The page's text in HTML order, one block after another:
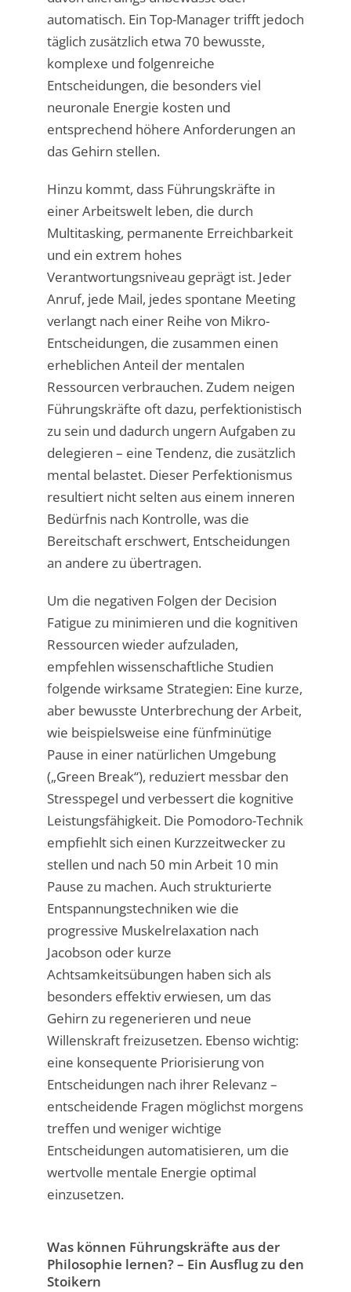
automatisch. Ein Top-Manager trifft jedoch
täglich zusätzlich etwa 70 bewusste,
komplexe und folgenreiche
Entscheidungen, die besonders viel
neuronale Energie kosten und
entsprechend höhere Anforderungen an
das Gehirn stellen.
Hinzu kommt, dass Führungskräfte in
einer Arbeitswelt leben, die durch
Multitasking, permanente Erreichbarkeit
und ein extrem hohes
Verantwortungsniveau geprägt ist. Jeder
Anruf, jede Mail, jedes spontane Meeting
verlangt nach einer Reihe von Mikro-
Entscheidungen, die zusammen einen
erheblichen Anteil der mentalen
Ressourcen verbrauchen. Zudem neigen
Führungskräfte oft dazu, perfektionistisch
zu sein und dadurch ungern Aufgaben zu
delegieren – eine Tendenz, die zusätzlich
mental belastet. Dieser Perfektionismus
resultiert nicht selten aus einem inneren
Bedürfnis nach Kontrolle, was die
Bereitschaft erschwert, Entscheidungen
an andere zu übertragen.
Um die negativen Folgen der Decision
Fatigue zu minimieren und die kognitiven
Ressourcen wieder aufzuladen,
empfehlen wissenschaftliche Studien
folgende wirksame Strategien: Eine kurze,
aber bewusste Unterbrechung der Arbeit,
wie beispielsweise eine fünfminütige
Pause in einer natürlichen Umgebung
(„Green Break“), reduziert messbar den
Stresspegel und verbessert die kognitive
Leistungsfähigkeit. Die Pomodoro-Technik
empfiehlt sich einen Kurzzeitwecker zu
stellen und nach 50 min Arbeit 10 min
Pause zu machen. Auch strukturierte
Entspannungstechniken wie die
progressive Muskelrelaxation nach
Jacobson oder kurze
Achtsamkeitsübungen haben sich als
besonders effektiv erwiesen, um das
Gehirn zu regenerieren und neue
Willenskraft freizusetzen. Ebenso wichtig:
eine konsequente Priorisierung von
Entscheidungen nach ihrer Relevanz –
entscheidende Fragen möglichst morgens
treffen und weniger wichtige
Entscheidungen automatisieren, um die
wertvolle mentale Energie optimal
einzusetzen.
Was können Führungskräfte aus der
Philosophie lernen? – Ein Ausflug zu den
Stoikern